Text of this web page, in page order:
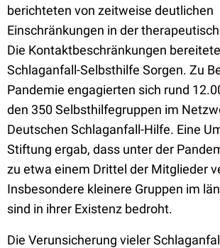
berichteten von zeitweise deutlichen
Einschränkungen in der
Die Kontaktbeschränkungen
Schlaganfall-Selbsthilfe Sorgen. Zu
Pandemie engagierten sich rund
den 350 Selbsthilfegruppen im
Deutschen Schlaganfall-Hilfe. Eine
Stiftung ergab, dass unter der
zu etwa einem Drittel der Mitglieder
Insbesondere kleinere Gruppen im
sind in ihrer Existenz bedroht.
Die Verunsicherung vieler